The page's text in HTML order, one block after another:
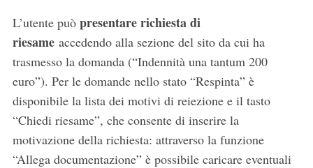
L’utente può presentare richiesta di
riesameaccedendo alla sezione del sito da cui ha
trasmesso la domanda (“Indennità una tantum 200
euro”). Per le domande nello stato “Respinta” è
disponibile la lista dei motivi di reiezione e il tasto
“Chiedi riesame”, che consente di inserire la
motivazione della richiesta: attraverso la funzione
“Allega documentazione” è possibile caricare eventuali